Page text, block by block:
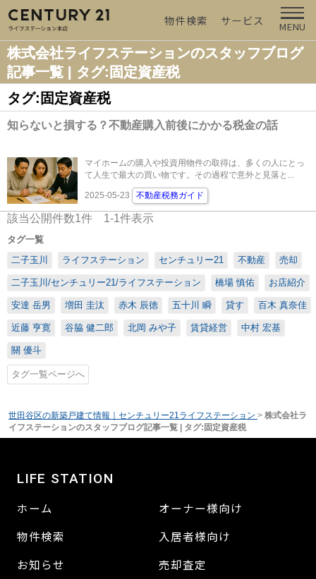
物件検索 サービス MENU
株式会社ライフステーションのスタッフブログ
記事一覧 | タグ:固定資産税
タグ:固定資産税
知らないと損する？不動産購入前後にかかる税金の話
マイホームの購入や投資用物件の取得は、多くの人にとっ
て人生で最大の買い物です。その過程で意外と見落と...
2025-05-23 不動産税務ガイド
該当公開件数1件 1-1件表示
タグ一覧
二子玉川
ライフステーション センチュリー21 不動産 売却
二子玉川/センチュリー21/ライフステーション 橋場 慎佑 お店紹介
安達 岳男 増田 圭汰 赤木 辰徳 五十川 瞬 貸す 百木 真奈佳
近藤 亨寛 谷脇 健二郎 北岡 みや子 賃貸経営 中村 宏基
關 優斗
タグ一覧ページへ
世田谷区の新築戸建て情報｜センチュリー21ライフステーション > 株式会社ラ
イフステーションのスタッフブログ記事一覧 | タグ:固定資産税
LIFE STATION
ホーム
物件検索
お知らせ
オーナー様向け
入居者様向け
売却査定